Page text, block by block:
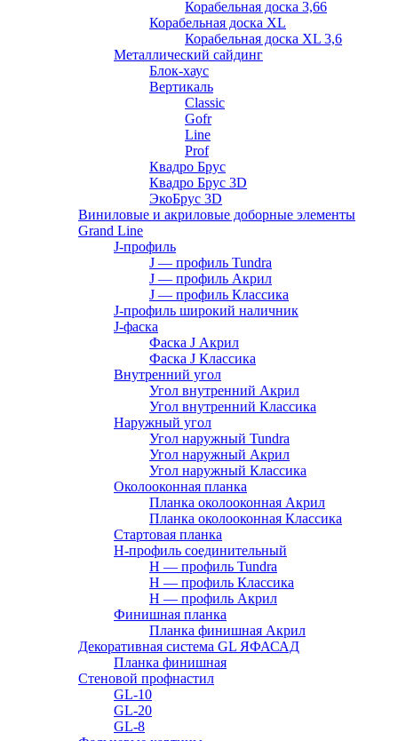
Корабельная доска 3,66
Корабельная доска XL
Корабельная доска XL 3,6
Металлический сайдинг
Блок-хаус
Вертикаль
Classic
Gofr
Line
Prof
Квадро Брус
Квадро Брус 3D
ЭкоБрус 3D
Виниловые и акриловые доборные элементы
Grand Line
J-профиль
J — профиль Tundra
J — профиль Акрил
J — профиль Классика
J-профиль широкий наличник
J-фаска
Фаска J Акрил
Фаска J Классика
Внутренний угол
Угол внутренний Акрил
Угол внутренний Классика
Наружный угол
Угол наружный Tundra
Угол наружный Акрил
Угол наружный Классика
Околооконная планка
Планка околооконная Акрил
Планка околооконная Классика
Стартовая планка
H-профиль соединительный
Н — профиль Tundra
H — профиль Классика
Н — профиль Акрил
Финишная планка
Планка финишная Акрил
Декоративная система GL ЯФАСАД
Планка финишная
Стеновой профнастил
GL-10
GL-20
GL-8